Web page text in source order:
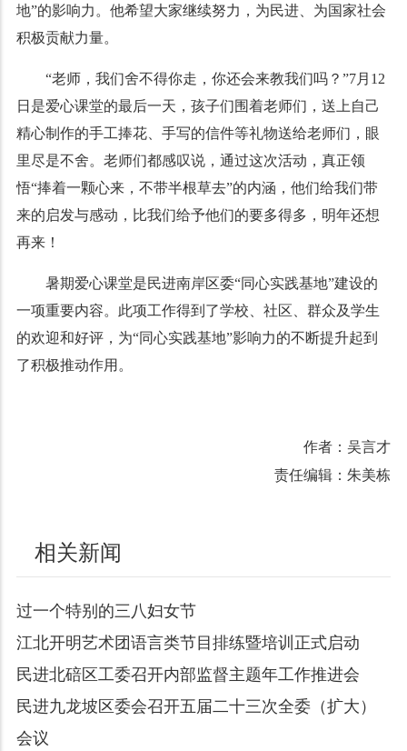
地”的影响力。他希望大家继续努力，为民进、为国家社会
积极贡献力量。
“老师，我们舍不得你走，你还会来教我们吗？”7月12
日是爱心课堂的最后一天，孩子们围着老师们，送上自己
精心制作的手工捧花、手写的信件等礼物送给老师们，眼
里尽是不舍。老师们都感叹说，通过这次活动，真正领
悟“捧着一颗心来，不带半根草去”的内涵，他们给我们带
来的启发与感动，比我们给予他们的要多得多，明年还想
再来！
暑期爱心课堂是民进南岸区委“同心实践基地”建设的
一项重要内容。此项工作得到了学校、社区、群众及学生
的欢迎和好评，为“同心实践基地”影响力的不断提升起到
了积极推动作用。
作者：吴言才
责任编辑：朱美栋
相关新闻
过一个特别的三八妇女节
江北开明艺术团语言类节目排练暨培训正式启动
民进北碚区工委召开内部监督主题年工作推进会
民进九龙坡区委会召开五届二十三次全委（扩大）
会议